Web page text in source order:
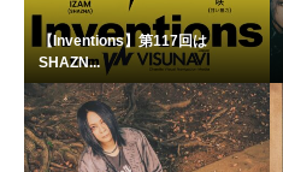
【Inventions】第117回は
SHAZN...